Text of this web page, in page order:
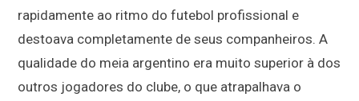
rapidamente ao ritmo do futebol profissional e
destoava completamente de seus companheiros. A
qualidade do meia argentino era muito superior à dos
outros jogadores do clube, o que atrapalhava o